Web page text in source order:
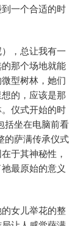
一个合适的时
，总让我有一
那个场地就能
型树林，她们
的，应该是那
仪式开始的时
括坐在电脑前看
的萨满传承仪式
于其神秘性，
最原始的意义
女儿举花的整